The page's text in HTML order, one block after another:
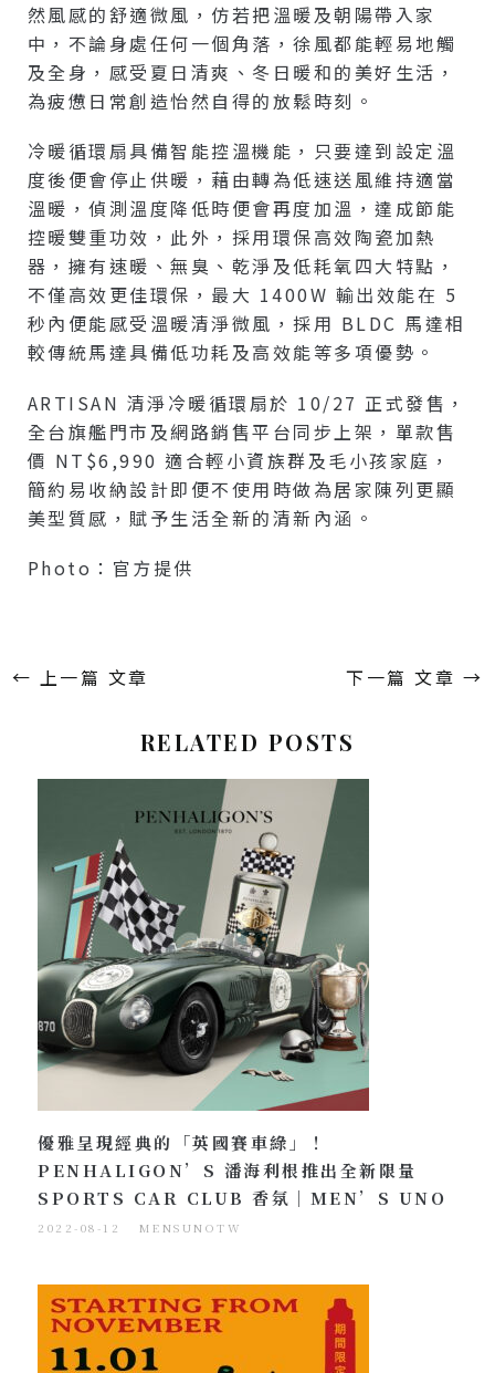
然風感的舒適微風，仿若把溫暖及朝陽帶入家
中，不論身處任何一個角落，徐風都能輕易地觸
及全身，感受夏日清爽、冬日暖和的美好生活，
為疲憊日常創造怡然自得的放鬆時刻。
冷暖循環扇具備智能控溫機能，只要達到設定溫
度後便會停止供暖，藉由轉為低速送風維持適當
溫暖，偵測溫度降低時便會再度加溫，達成節能
控暖雙重功效，此外，採用環保高效陶瓷加熱
器，擁有速暖、無臭、乾淨及低耗氧四大特點，
不僅高效更佳環保，最大 1400W 輸出效能在 5
秒內便能感受溫暖清淨微風，採用 BLDC 馬達相
較傳統馬達具備低功耗及高效能等多項優勢。
ARTISAN 清淨冷暖循環扇於 10/27 正式發售，
全台旗艦門市及網路銷售平台同步上架，單款售
價 NT$6,990 適合輕小資族群及毛小孩家庭，
簡約易收納設計即便不使用時做為居家陳列更顯
美型質感，賦予生活全新的清新內涵。
Photo：官方提供
← 上一篇 文章 下一篇 文章 →
RELATED POSTS
優雅呈現經典的「英國賽車綠」！
PENHALIGON’S 潘海利根推出全新限量
SPORTS CAR CLUB 香氛｜MEN’S UNO
2022-08-12 MENSUNOTW